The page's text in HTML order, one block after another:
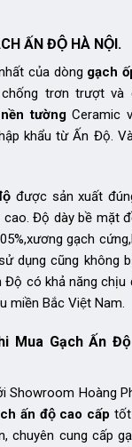
ẤN ĐỘ HÀ NỘI.
của dòng gạch
trơn trượt và
tườngCeramic
khẩu từ Ấn Độ.
được sản xuất
Độ dày bề mặt
gạch
dụng cũng không
Độ có khả năng
miền Bắc Việt Nam.
Mua Gạch Ấn
Showroom Hoàng
ấn độ cao cấp tốt
chuyên cung cấp